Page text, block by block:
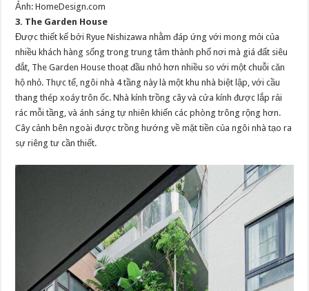
Ảnh: HomeDesign.com
3. The Garden House
Được thiết kế bởi Ryue Nishizawa nhằm đáp ứng với mong mỏi của
nhiều khách hàng sống trong trung tâm thành phố nơi mà giá đất siêu
đắt, The Garden House thoạt đầu nhỏ hơn nhiều so với một chuỗi căn
hộ nhỏ. Thực tế, ngôi nhà 4 tầng này là một khu nhà biệt lập, với cầu
thang thép xoáy trôn ốc. Nhà kính trồng cây và cửa kính được lắp rải
rác mỗi tầng, và ánh sáng tự nhiên khiến các phòng trông rộng hơn.
Cây cảnh bên ngoài được trồng hướng về mặt tiền của ngôi nhà tạo ra
sự riêng tư cần thiết.